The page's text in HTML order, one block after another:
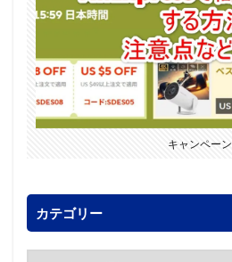
キャンペーン
カテゴリー